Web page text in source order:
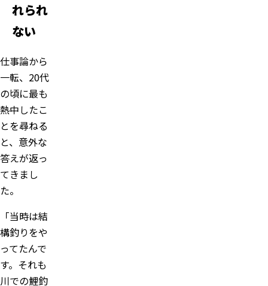
れられ
ない
仕事論から
一転、20代
の頃に最も
熱中したこ
とを尋ねる
と、意外な
答えが返っ
てきまし
た。
「当時は結
構釣りをや
ってたんで
す。それも
川での鯉釣